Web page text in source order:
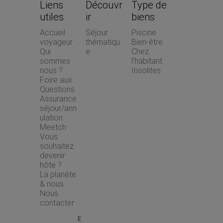
Liens
utiles
Accueil
voyageur
Qui
sommes
nous ?
Foire aux
Questions
Assurance
séjour/ann
ulation
Meetch
Vous
souhaitez
devenir
hôte ?
La planète
& nous
Nous
contacter
Découvr
ir
Séjour
thématiqu
e
Type de
biens
Piscine
Bien-être
Chez
l'habitant
Insolites
E